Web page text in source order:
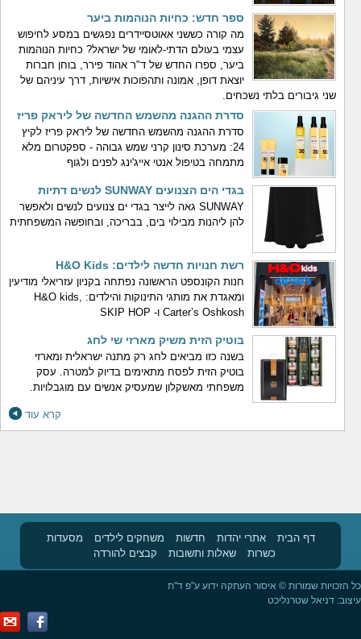
ספר חדש: כחיות הנוהמות ביער
מה קורה כששני אאוטסיידרים נפגשים במסע לחיפוש
עצמי בעולם הדתי-לאומי של ישראל? כחיות הנוהמות
ביער, ספרו החדש של ד"ר אהוד פירר, בוחן חברות
יוצאת דופן, אמונה ותהפוכות אישיות, דרך עיניהם של
שני גיבורים בלתי נשכחים.
סדרת ההגנה מהשמש החדשה של ליראק פריז
סדרת ההגנה מהשמש החדשה של ליראק פריז לקיץ
24: מערכת סינון קרני שמש גבוהה - ספקטרום מלא
מתמחה בטיפול אנטי אייג'ינג לפנים ולגוף
בגדי הים הצנועים SUNWAY לנשים דתיות
SUNWAY גאה לייצר בגדי ים צנועים לנשים ולאפשר
להן ליהנות מבילוי בים, בבריכה, ובחופשה המשפחתית
רשת חנויות חדשה לילדים: H&O Kids
חנות הקונספט הראשונה נפתחה בקניון עזריאלי מודיעין
ומאגדת את מותגי התינוקות והילדים: H&O kids,
Carter’s Oshkosh ו- SKIP HOP
בוטיק הזית משיק מארזי שי לחג
בשנה כזו מביאים לחג רק מתנה ישראלית ומארזי
בוטיק הזית לפסח מתאימים בדיוק למטרה. עסק
משפחתי מאשקלון שמעסיק אנשים עם מוגבלויות.
קרא עוד
דף הבית אתרי יהדות חדשות משחקים לילדים
מסעדות
כשרות
שאלות ותשובות קבצים להורדה
כל הזכויות שמורות © איסור העתקה ידוע ע"פ ד"ת
עיצוב: דניאל שטרנליכט